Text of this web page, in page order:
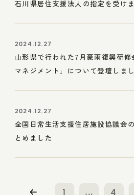
石川県居住支援法人の指定を受け
2024.12.27
山形県で行われた7月豪雨復興研
マネジメント」について登壇しま
2024.12.27
全国日常生活支援住居施設協議会
とめました
1 ... 4